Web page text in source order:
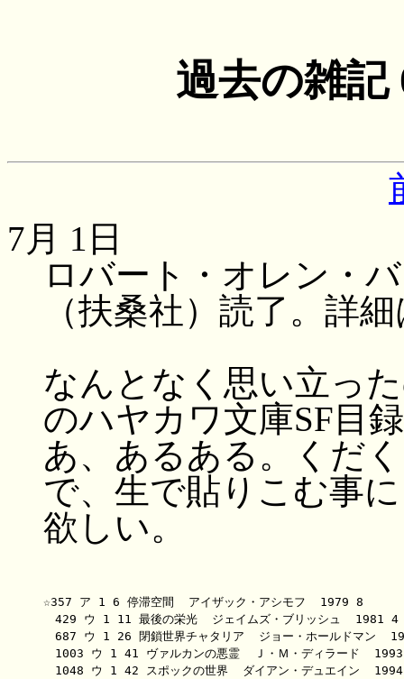
過去の雑記
7月 1日
ロバート・オレン・
（扶桑社）読了。詳
なんとなく思い立っ
のハヤカワ文庫SF目
あ、あるある。くだ
で、生で貼りこむ事
欲しい。
☆357 ア 1 6 停滞空間  アイザック・アシモフ  1979 8
429 ウ 1 11 最後の栄光  ジェイムズ・ブリッシュ  1981 4
687 ウ 1 26 閉鎖世界チャタリア  ジョー・ホールドマン
1003 ウ 1 41 ヴァルカンの悪霊  Ｊ・Ｍ・ディラード
1048 ウ 1 42 スポックの世界  ダイアン・デュエイン